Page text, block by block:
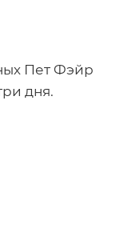
Пет Фэйр
дня.